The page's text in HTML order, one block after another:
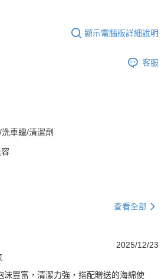
顯示電腦版詳細說明
客服
車蠟/清潔劑
查看全部
2025/12/23
沫豐富，清潔力強，搭配贈送的海綿使